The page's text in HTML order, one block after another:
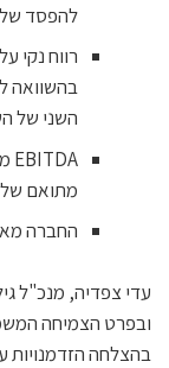
להפסד של 0.2 מיליון דולר ברבעון השני של השנה שעברה;
השני של
מתואם של 2.4 מיליון דולר ברבעון השני של השנה שעברה;
החברה
עדי צפדיה, מנכ"ל
ובפרט הצמיחה
בהצלחה הזדמנויות